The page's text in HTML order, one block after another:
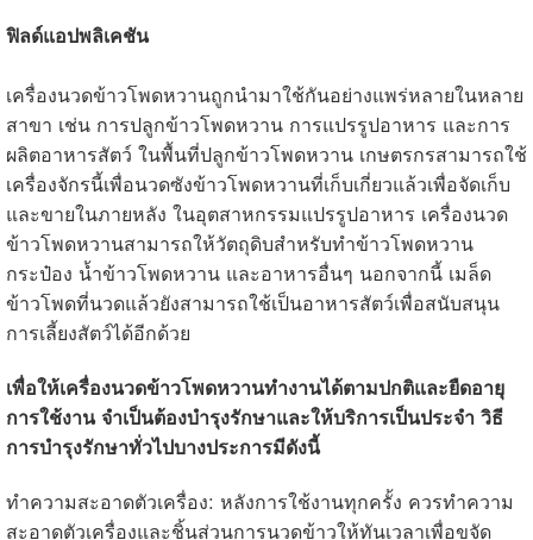
ฟิลด์แอปพลิเคชัน
เครื่องนวดข้าวโพดหวานถูกนำมาใช้กันอย่างแพร่หลายในหลาย
สาขา เช่น การปลูกข้าวโพดหวาน การแปรรูปอาหาร และการ
ผลิตอาหารสัตว์ ในพื้นที่ปลูกข้าวโพดหวาน เกษตรกรสามารถใช้
เครื่องจักรนี้เพื่อนวดซังข้าวโพดหวานที่เก็บเกี่ยวแล้วเพื่อจัดเก็บ
และขายในภายหลัง ในอุตสาหกรรมแปรรูปอาหาร เครื่องนวด
ข้าวโพดหวานสามารถให้วัตถุดิบสำหรับทำข้าวโพดหวาน
กระป๋อง น้ำข้าวโพดหวาน และอาหารอื่นๆ นอกจากนี้ เมล็ด
ข้าวโพดที่นวดแล้วยังสามารถใช้เป็นอาหารสัตว์เพื่อสนับสนุน
การเลี้ยงสัตว์ได้อีกด้วย
เพื่อให้เครื่องนวดข้าวโพดหวานทำงานได้ตามปกติและยืดอายุ
การใช้งาน จำเป็นต้องบำรุงรักษาและให้บริการเป็นประจำ วิธี
การบำรุงรักษาทั่วไปบางประการมีดังนี้
ทำความสะอาดตัวเครื่อง: หลังการใช้งานทุกครั้ง ควรทำความ
สะอาดตัวเครื่องและชิ้นส่วนการนวดข้าวให้ทันเวลาเพื่อขจัด